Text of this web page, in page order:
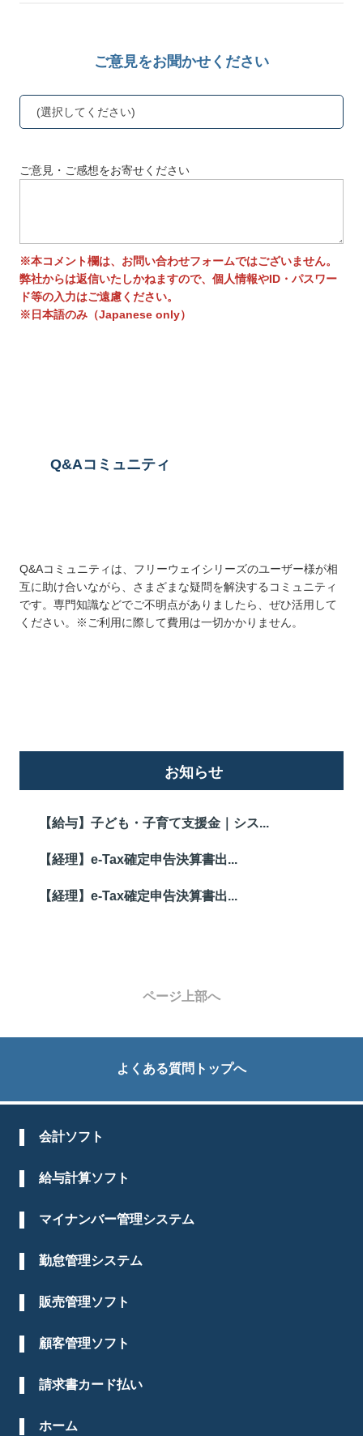
ご意見をお聞かせください
(選択してください)
ご意見・ご感想をお寄せください
※本コメント欄は、お問い合わせフォームではございません。
弊社からは返信いたしかねますので、個人情報やID・パスワー
ド等の入力はご遠慮ください。
※日本語のみ（Japanese only）
Q&Aコミュニティ
Q&Aコミュニティは、フリーウェイシリーズのユーザー様が相
互に助け合いながら、さまざまな疑問を解決するコミュニティ
です。専門知識などでご不明点がありましたら、ぜひ活用して
ください。※ご利用に際して費用は一切かかりません。
お知らせ
【給与】子ども・子育て支援金｜シス...
【経理】e-Tax確定申告決算書出...
【経理】e-Tax確定申告決算書出...
ページ上部へ
よくある質問トップへ
会計ソフト
給与計算ソフト
マイナンバー管理システム
勤怠管理システム
販売管理ソフト
顧客管理ソフト
請求書カード払い
ホーム